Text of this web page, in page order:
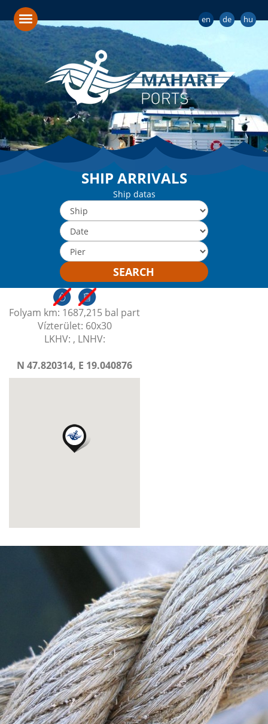
hu
de
en
SHIP ARRIVALS
Ship datas
SEARCH
Folyam km: 1687,215 bal part
Vízterület: 60x30
LKHV: , LNHV:
N 47.820314, E 19.040876